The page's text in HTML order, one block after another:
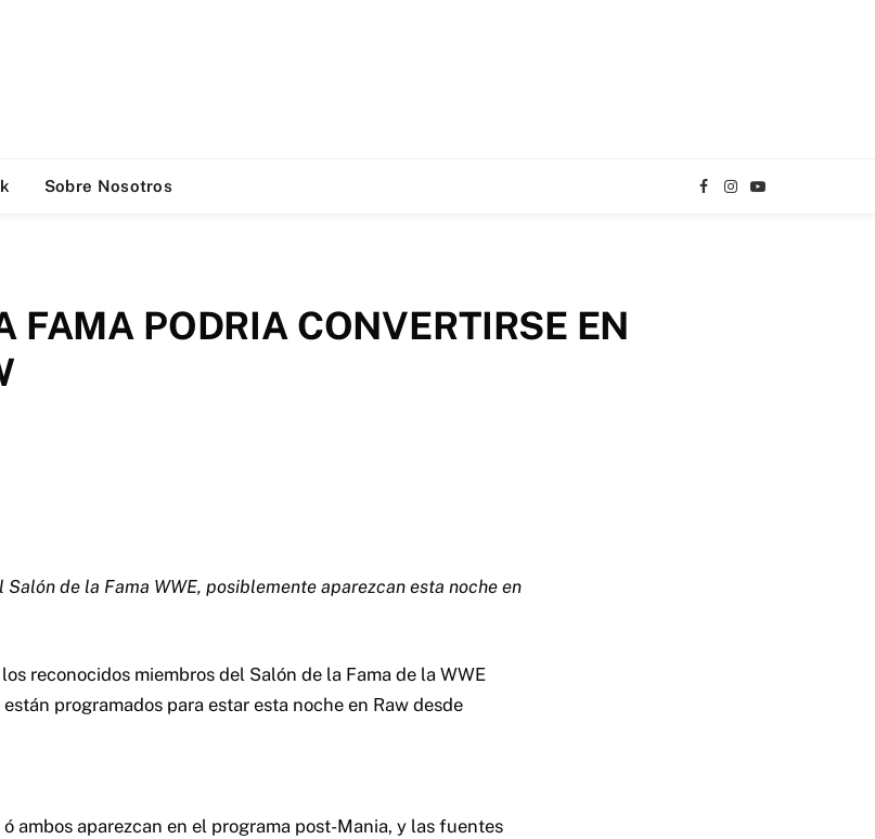
Sobre Nosotros
Facebook
Instagram
YouTube
FAMA PODRIA CONVERTIRSE EN
de la Fama WWE, posiblemente aparezcan esta noche en
reconocidos miembros del Salón de la Fama de la WWE
programados para estar esta noche en Raw desde
ambos aparezcan en el programa post-Mania, y las fuentes